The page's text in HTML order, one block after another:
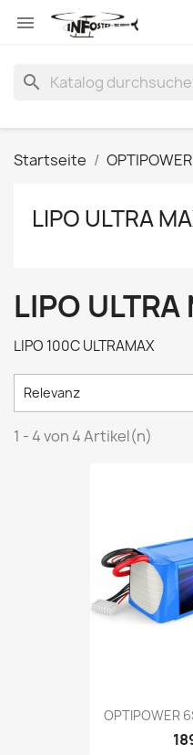

search
Startseite OPTIPOWER
LIPO ULTRA
LIPO
LIPO 100C ULTRAMAX
Relevanz
1 - 4 von 4 Artikel(n)
OPTIPOWER